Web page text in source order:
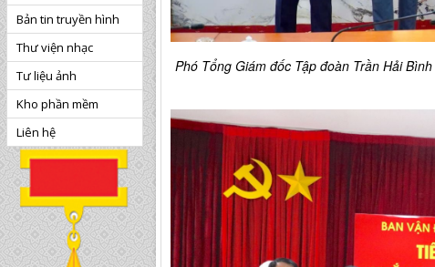
Phó Tổng Giám đốc Tập đoàn Trần Hải Bình
Bản tin truyền hình
Thư viện nhạc
Tư liệu ảnh
Kho phần mềm
Liên hệ